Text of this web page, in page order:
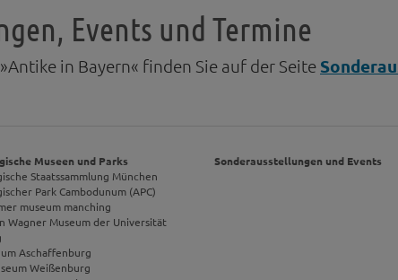
Events und Termine
in Bayern« finden Sie auf der Seite
Museen und Parks
Staatssammlung München
Park Cambodunum (APC)
museum manching
Wagner Museum der Universität
Aschaffenburg
Weißenburg
Sonderausstellungen und Events